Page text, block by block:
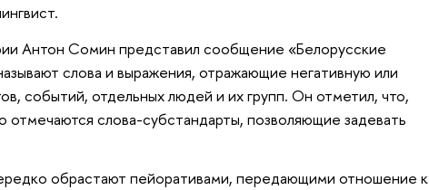
Антон Сомин представил сообщение «Белорусские
слова и выражения, отражающие негативную или
событий, отдельных людей и их групп. Он отметил, что,
отмечаются слова-субстандарты, позволяющие задевать
обрастают пейоративами, передающими отношение к